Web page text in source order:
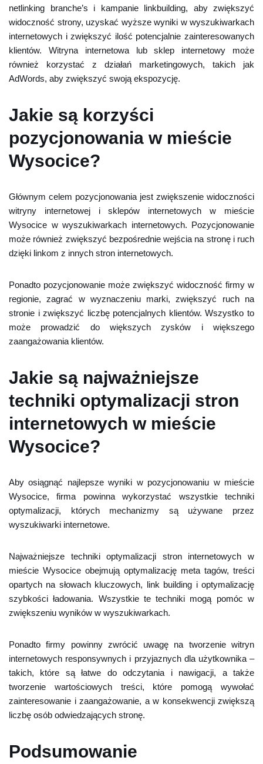
netlinking branche’s i kampanie linkbuilding, aby zwiększyć
widoczność strony, uzyskać wyższe wyniki w wyszukiwarkach
internetowych i zwiększyć ilość potencjalnie zainteresowanych
klientów. Witryna internetowa lub sklep internetowy może
również korzystać z działań marketingowych, takich jak
AdWords, aby zwiększyć swoją ekspozycję.
Jakie są korzyści
pozycjonowania w mieście
Wysocice?
Głównym celem pozycjonowania jest zwiększenie widoczności
witryny internetowej i sklepów internetowych w mieście
Wysocice w wyszukiwarkach internetowych. Pozycjonowanie
może również zwiększyć bezpośrednie wejścia na stronę i ruch
dzięki linkom z innych stron internetowych.
Ponadto pozycjonowanie może zwiększyć widoczność firmy w
regionie, zagrać w wyznaczeniu marki, zwiększyć ruch na
stronie i zwiększyć liczbę potencjalnych klientów. Wszystko to
może prowadzić do większych zysków i większego
zaangażowania klientów.
Jakie są najważniejsze
techniki optymalizacji stron
internetowych w mieście
Wysocice?
Aby osiągnąć najlepsze wyniki w pozycjonowaniu w mieście
Wysocice, firma powinna wykorzystać wszystkie techniki
optymalizacji, których mechanizmy są używane przez
wyszukiwarki internetowe.
Najważniejsze techniki optymalizacji stron internetowych w
mieście Wysocice obejmują optymalizację meta tagów, treści
opartych na słowach kluczowych, link building i optymalizację
szybkości ładowania. Wszystkie te techniki mogą pomóc w
zwiększeniu wyników w wyszukiwarkach.
Ponadto firmy powinny zwrócić uwagę na tworzenie witryn
internetowych responsywnych i przyjaznych dla użytkownika –
takich, które są łatwe do odczytania i nawigacji, a także
tworzenie wartościowych treści, które pomogą wywołać
zainteresowanie i zaangażowanie, a w konsekwencji zwiększą
liczbę osób odwiedzających stronę.
Podsumowanie